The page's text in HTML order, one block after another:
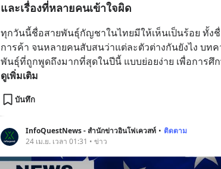
และเรื่องที่หลายคนเข้าใจผิด
ทุกวันนี้ชื่อสายพันธุ์กัญชาในไทยมีให้เห็นเป็นร้อย ทั้ง
การค้า จนหลายคนสับสนว่าแต่ละตัวต่างกันยังไง บท
พันธุ์ที่ถูกพูดถึงมากที่สุดในปีนี้ แบบย่อยง่าย เพื่อการศึ
ดูเพิ่มเติม
บันทึก
InfoQuestNews - สำนักข่าวอินโฟเควสท์ • ติดตาม
24 เม.ย. เวลา 01:31 • ข่าว